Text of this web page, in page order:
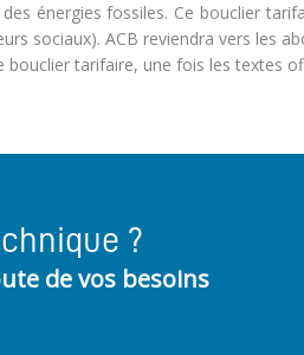
énergies fossiles. Ce bouclier
sociaux). ACB reviendra vers les
bouclier tarifaire, une fois les textes
?
de vos besoins